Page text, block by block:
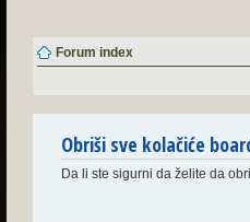
Forum index
Obriši sve kolačiće
Da li ste sigurni da želite da